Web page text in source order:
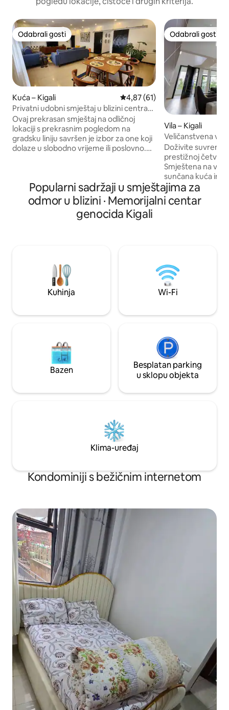
Odabrali gosti
Odabrali gosti
Kuća – Kigali Prosječna ocjena: 4,87/5,
4,87 (61)
Privatni udobni smještaj u blizini centra
grada s pogledom
Ovaj prekrasan smještaj na odličnoj
lokaciji s prekrasnim pogledom na
gradsku liniju savršen je izbor za one koji
dolaze u slobodno vrijeme ili poslovno.
i opuštanje. Savršen je za obitelji, male
grupe ili samostalne putnike. Idealno
smješten u Kacyiruu u blizini američkog
veleposlanstva, sigurno i zaštićeno
Odabrali gosti
Odabrali gosti
Vila – Kigali
Veličanstvena vila
beskonačnim
Doživite
prestižnoj četvrti
Smještena na
sunčana kuća ima
kupaonice,
boravak, dodatni
kuhinju s
Apartman s
je dupleks s
spavanje i
Popularni sadržaji u smještajima za
odmor u blizini · Memorijalni centar
genocida Kigali
Kuhinja Wi-Fi
Bazen
Besplatan parking
u sklopu objekta
Klima-uređaj
Kondominiji s bežičnim internetom